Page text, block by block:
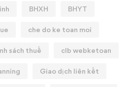
BHXH BHYT
che do ke toan moi
sách thuế clb webketoan
Giao dịch liên kết